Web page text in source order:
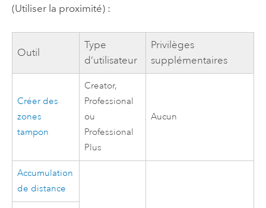
(Utiliser la proximité) :
Outil
Type
d’utilisateur
Privilèges
supplémentaires
Créer des
zones
tampon
Creator,
Professional
ou
Professional
Plus
Aucun
Accumulation
de distance